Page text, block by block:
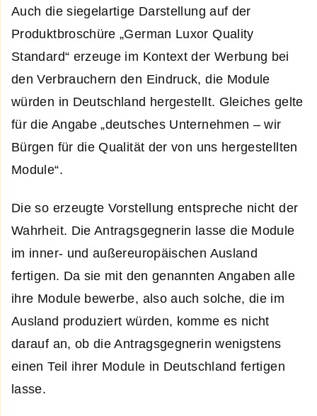
Auch die siegelartige Darstellung auf der
Produktbroschüre „German Luxor Quality
Standard“ erzeuge im Kontext der Werbung bei
den Verbrauchern den Eindruck, die Module
würden in Deutschland hergestellt. Gleiches gelte
für die Angabe „deutsches Unternehmen – wir
Bürgen für die Qualität der von uns hergestellten
Module“.
Die so erzeugte Vorstellung entspreche nicht der
Wahrheit. Die Antragsgegnerin lasse die Module
im inner- und außereuropäischen Ausland
fertigen. Da sie mit den genannten Angaben alle
ihre Module bewerbe, also auch solche, die im
Ausland produziert würden, komme es nicht
darauf an, ob die Antragsgegnerin wenigstens
einen Teil ihrer Module in Deutschland fertigen
lasse.